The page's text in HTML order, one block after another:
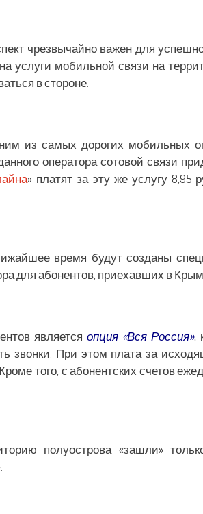
чрезвычайно важен для
услуги мобильной связи на
в стороне.
из самых дорогих мобильных
оператора сотовой связи
» платят за эту же услугу 8,95
время будут созданы
для абонентов, приехавших в
является опция «Вся Россия»,
звонки. При этом плата за
того, с абонентских счетов
полуострова «зашли»